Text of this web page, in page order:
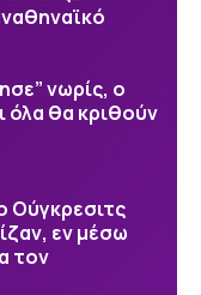
νωρίς, ο
όλα θα κριθούν
Ούγκρεσιτς
εν μέσω
τον